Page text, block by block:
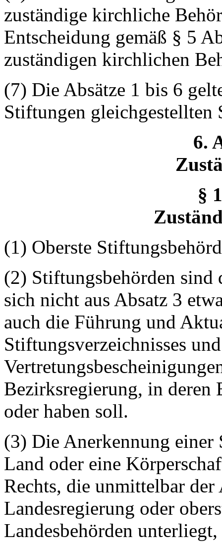
zuständige kirchliche
Entscheidung gemäß § 5
zuständigen kirchlichen
(7) Die Absätze 1 bis 6
Stiftungen gleichgestellten
6.
§
(1) Oberste
(2) Stiftungsbehörden sind
sich nicht aus Absatz 3
auch die Führung und
Stiftungsverzeichnisses
Bezirksregierung, in
oder haben soll.
(3) Die Anerkennung einer
Land oder eine
Rechts, die unmittelbar
Landesregierung oder
Landesbehörden